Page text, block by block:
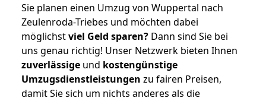
Sie planen einen Umzug von Wuppertal nach
Zeulenroda-Triebes und möchten dabei
möglichstviel Geld sparen? Dann sind Sie bei
uns genau richtig! Unser Netzwerk bieten Ihnen
zuverlässige und kostengünstige
Umzugsdienstleistungen zu fairen Preisen,
damit Sie sich um nichts anderes als die